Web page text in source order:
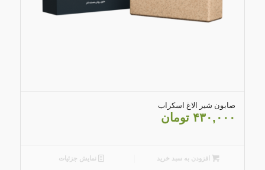
4.67
صابون شیر الاغ اسکراب
۴۳۰,۰۰۰ تومان
افزودن به سبد خرید نمایش جزئیات